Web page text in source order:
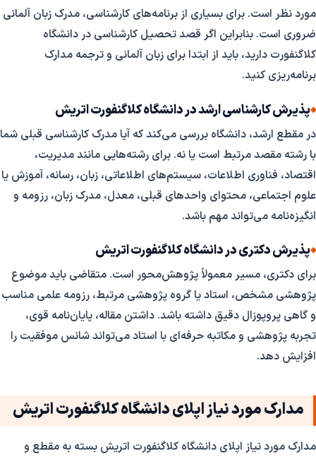
مورد نظر است. برای بسیاری از برنامه‌های کارشناسی، مدرک زبان آلمانی
ضروری است. بنابراین اگر قصد تحصیل کارشناسی در دانشگاه
کلاگنفورت دارید، باید از ابتدا برای زبان آلمانی و ترجمه مدارک
برنامه‌ریزی کنید.
پذیرش کارشناسی ارشد در دانشگاه کلاگنفورت اتریش
در مقطع ارشد، دانشگاه بررسی می‌کند که آیا مدرک کارشناسی قبلی شما
با رشته مقصد مرتبط است یا نه. برای رشته‌هایی مانند مدیریت،
اقتصاد، فناوری اطلاعات، سیستم‌های اطلاعاتی، زبان، رسانه، آموزش یا
علوم اجتماعی، محتوای واحدهای قبلی، معدل، مدرک زبان، رزومه و
انگیزه‌نامه می‌تواند مهم باشد.
پذیرش دکتری در دانشگاه کلاگنفورت اتریش
برای دکتری، مسیر معمولاً پژوهش‌محور است. متقاضی باید موضوع
پژوهشی مشخص، استاد یا گروه پژوهشی مرتبط، رزومه علمی مناسب
و گاهی پروپوزال دقیق داشته باشد. داشتن مقاله، پایان‌نامه قوی،
تجربه پژوهشی و مکاتبه حرفه‌ای با استاد می‌تواند شانس موفقیت را
افزایش دهد.
مدارک مورد نیاز اپلای دانشگاه کلاگنفورت اتریش
مدارک مورد نیاز اپلای دانشگاه کلاگنفورت اتریش بسته به مقطع و